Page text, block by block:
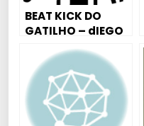
BEAT KICK DO
GATILHO – dIEGO